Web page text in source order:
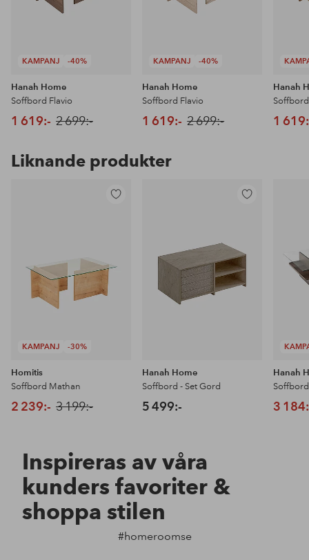
KAMPANJ -40%
Hanah Home
Soffbord Flavio
1 619:- 2 699:-
KAMPANJ -40%
Hanah Home
Soffbord Flavio
1 619:- 2 699:-
Hanah
1
Liknande produkter
KAMPANJ -30%
Homitis
Soffbord Mathan
2 239:- 3 199:-
Hanah Home
Soffbord - Set Gord
5 499:-
Hanah
3
Inspireras av våra
kunders favoriter &
shoppa stilen
#homeroomse